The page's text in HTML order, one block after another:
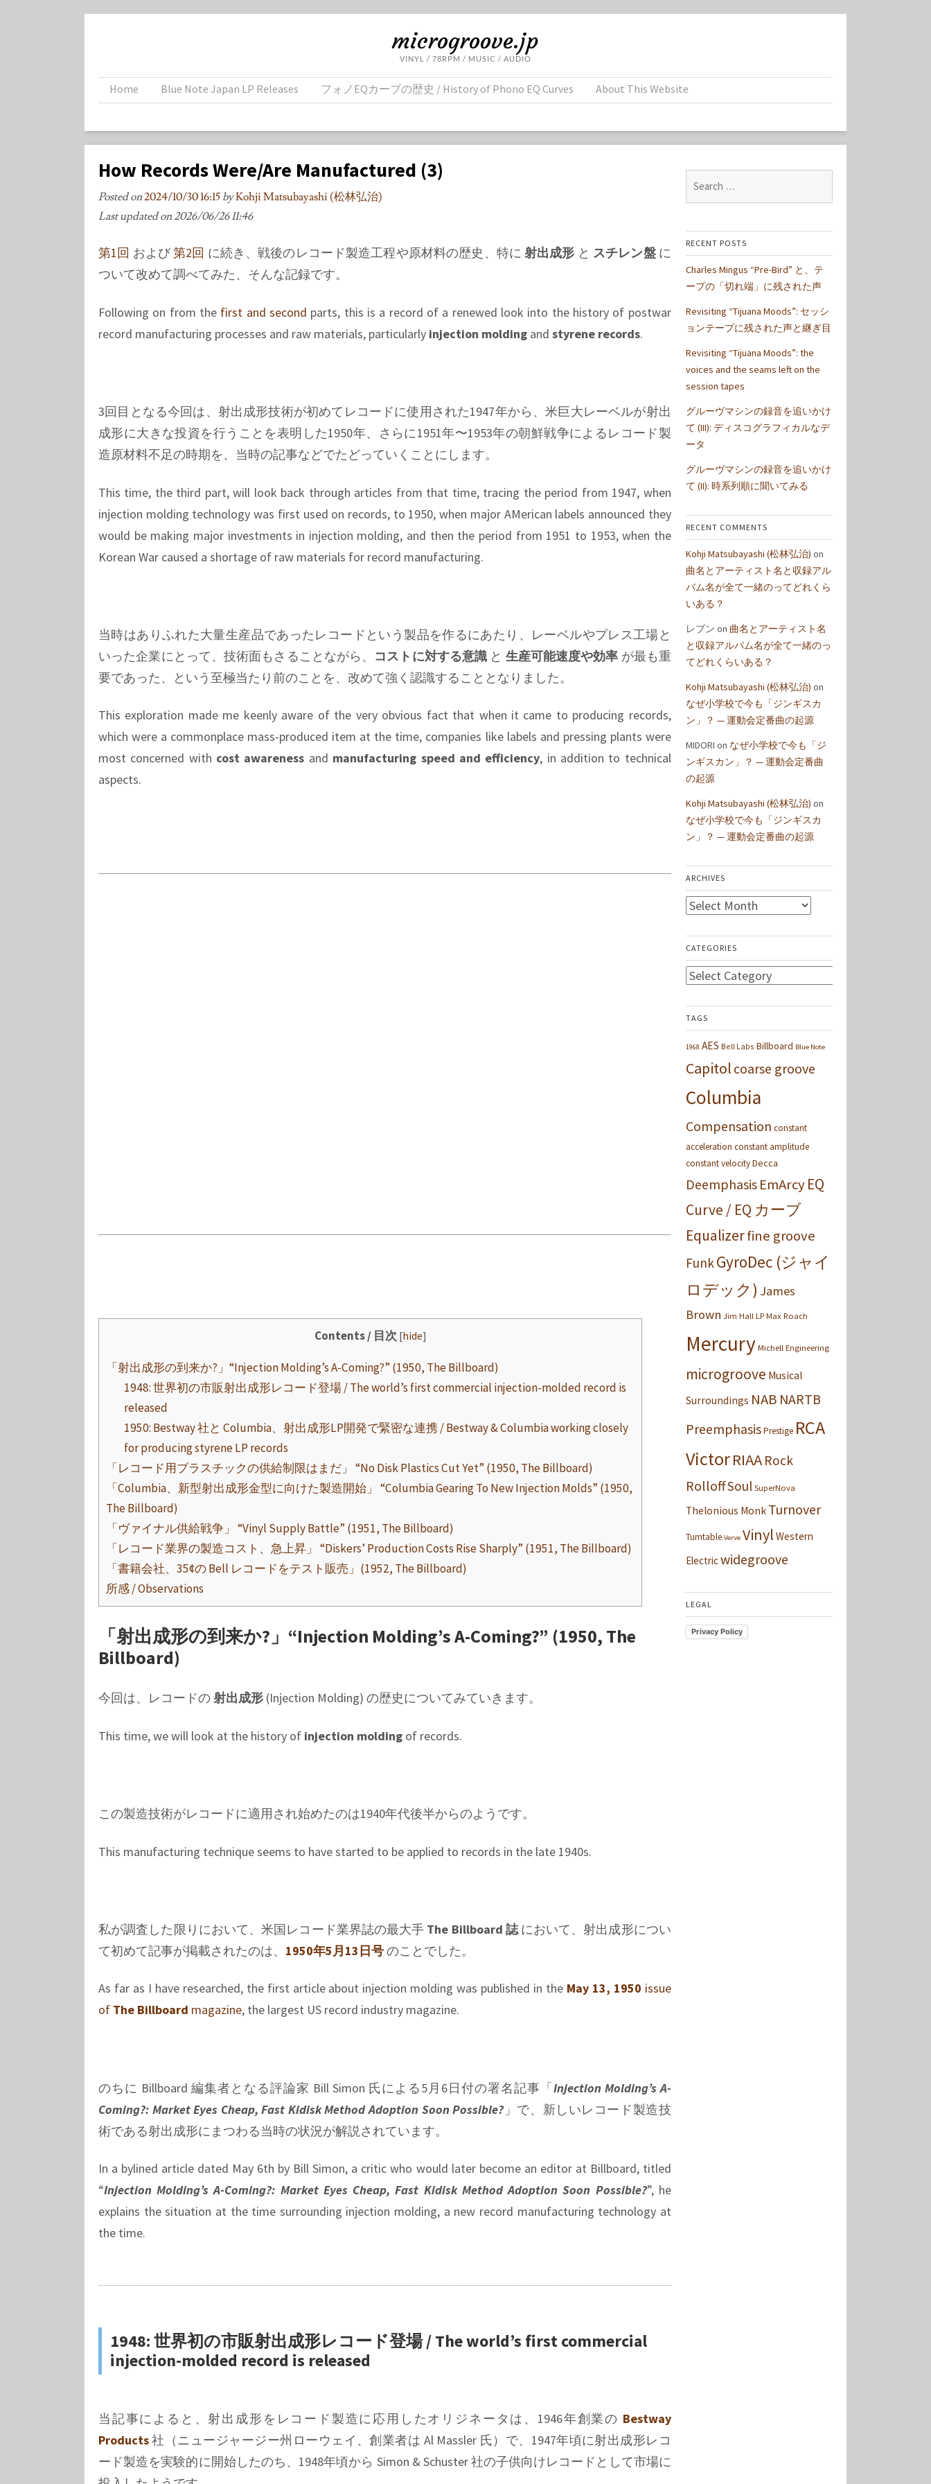
microgroove.jp
VINYL / 78RPM / MUSIC / AUDIO
Home Blue Note Japan LP Releases フォノEQカーブの歴史 / History of Phono EQ Curves About This Website
How Records Were/Are Manufactured (3)
Posted on2024/10/30 16:15 byKohji Matsubayashi (松林弘治)
Last updated on2026/06/26 11:46
第1回 および第2回 に続き、戦後のレコード製造工程や原材料の歴史、特に射出成形 と スチレン盤に
ついて改めて調べてみた、そんな記録です。
Following on from the first andsecond parts, this is a record of a renewed look into the history of postwar
record manufacturing processes and raw materials, particularly injection molding and styrene records.
3回目となる今回は、射出成形技術が初めてレコードに使用された1947年から、米巨大レーベルが射出
成形に大きな投資を行うことを表明した1950年、さらに1951年〜1953年の朝鮮戦争によるレコード製
造原材料不足の時期を、当時の記事などでたどっていくことにします。
This time, the third part, will look back through articles from that time, tracing the period from 1947, when
injection molding technology was first used on records, to 1950, when major AMerican labels announced they
would be making major investments in injection molding, and then the period from 1951 to 1953, when the
Korean War caused a shortage of raw materials for record manufacturing.
当時はありふれた大量生産品であったレコードという製品を作るにあたり、レーベルやプレス工場と
いった企業にとって、技術面もさることながら、 コストに対する意識 と 生産可能速度や効率 が最も重
要であった、という至極当たり前のことを、改めて強く認識することとなりました。
This exploration made me keenly aware of the very obvious fact that when it came to producing records,
which were a commonplace mass-produced item at the time, companies like labels and pressing plants were
most concerned with cost awareness and manufacturing speed and efficiency, in addition to technical
aspects.
Contents / 目次 [hide]
「射出成形の到来か?」“Injection Molding’s A-Coming?” (1950, The Billboard)
1948: 世界初の市販射出成形レコード登場 / The world’s first commercial injection-molded record is
released
1950: Bestway 社と Columbia、射出成形LP開発で緊密な連携 / Bestway & Columbia working closely
for producing styrene LP records
「レコード用プラスチックの供給制限はまだ」 “No Disk Plastics Cut Yet” (1950, The Billboard)
「Columbia、新型射出成形金型に向けた製造開始」 “Columbia Gearing To New Injection Molds” (1950,
The Billboard)
「ヴァイナル供給戦争」 “Vinyl Supply Battle” (1951, The Billboard)
「レコード業界の製造コスト、急上昇」 “Diskers’ Production Costs Rise Sharply” (1951, The Billboard)
「書籍会社、35¢の Bell レコードをテスト販売」(1952, The Billboard)
所感 / Observations
「射出成形の到来か?」“Injection Molding’s A-Coming?” (1950, The
Billboard)
今回は、レコードの射出成形 (Injection Molding) の歴史についてみていきます。
This time, we will look at the history of injection molding of records.
この製造技術がレコードに適用され始めたのは1940年代後半からのようです。
This manufacturing technique seems to have started to be applied to records in the late 1940s.
私が調査した限りにおいて、米国レコード業界誌の最大手 The Billboard 誌において、射出成形につい
て初めて記事が掲載されたのは、 1950年5月13日号のことでした。
As far as I have researched, the first article about injection molding was published in the May 13, 1950 issue
of The Billboard magazine, the largest US record industry magazine.
のちに Billboard 編集者となる評論家 Bill Simon 氏による5月6日付の署名記事「Injection Molding’s A-
Coming?: Market Eyes Cheap, Fast Kidisk Method Adoption Soon Possible?」で、新しいレコード製造技
術である射出成形にまつわる当時の状況が解説されています。
In a bylined article dated May 6th by Bill Simon, a critic who would later become an editor at Billboard, titled
“Injection Molding’s A-Coming?: Market Eyes Cheap, Fast Kidisk Method Adoption Soon Possible?”, he
explains the situation at the time surrounding injection molding, a new record manufacturing technology at
the time.
1948: 世界初の市販射出成形レコード登場 / The world’s first commercial
injection-molded record is released
当記事によると、射出成形をレコード製造に応用したオリジネータは、1946年創業の Bestway
Products社（ニュージャージー州ローウェイ、創業者は Al Massler 氏）で、1947年頃に射出成形レコ
ード製造を実験的に開始したのち、1948年頃から Simon & Schuster 社の子供向けレコードとして市場に
for:
RECENT POSTS
Charles Mingus “Pre-Bird” と、テ
ープの「切れ端」に残された声
Revisiting “Tijuana Moods”: セッシ
ョンテープに残された声と継ぎ目
Revisiting “Tijuana Moods”: the
voices and the seams left on the
session tapes
グルーヴマシンの録音を追いかけ
て (III): ディスコグラフィカルなデ
ータ
グルーヴマシンの録音を追いかけ
て (II): 時系列順に聞いてみる
RECENT COMMENTS
Kohji Matsubayashi (松林弘治) on
曲名とアーティスト名と収録アル
バム名が全て一緒のってどれくら
いある？
レブン on 曲名とアーティスト名
と収録アルバム名が全て一緒のっ
てどれくらいある？
Kohji Matsubayashi (松林弘治) on
なぜ小学校で今も「ジンギスカ
ン」？ — 運動会定番曲の起源
MIDORI on なぜ小学校で今も「ジ
ンギスカン」？ — 運動会定番曲
の起源
Kohji Matsubayashi (松林弘治) on
なぜ小学校で今も「ジンギスカ
ン」？ — 運動会定番曲の起源
ARCHIVES
Archives
CATEGORIES
Categories
TAGS
1968 AES Bell Labs Billboard Blue Note
Capitol coarse groove
Columbia
Compensation constant
acceleration constant amplitude
constant velocityDecca
Deemphasis EmArcyEQ
Curve / EQ カーブ
Equalizerfine groove
FunkGyroDec (ジャイ
ロデック) James
Brown Jim Hall LP Max Roach
Mercury Michell Engineering
microgroove Musical
Surroundings NAB NARTB
PreemphasisPrestige RCA
VictorRIAA Rock
RolloffSoul SuperNova
Thelonious Monk Turnover
Turntable Verve Vinyl Western
Electricwidegroove
LEGAL
Privacy Policy